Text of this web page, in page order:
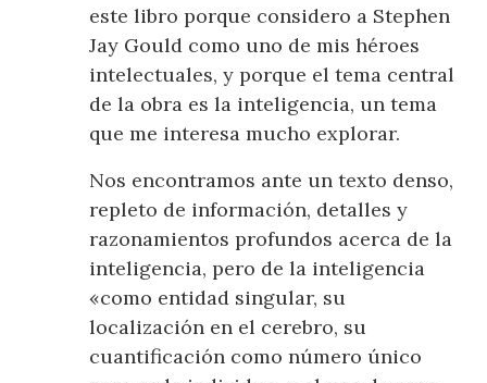
este libro porque considero a Stephen
Jay Gould como uno de mis héroes
intelectuales, y porque el tema central
de la obra es la inteligencia, un tema
que me interesa mucho explorar.
Nos encontramos ante un texto denso,
repleto de información, detalles y
razonamientos profundos acerca de la
inteligencia, pero de la inteligencia
«como entidad singular, su
localización en el cerebro, su
cuantificación como número único